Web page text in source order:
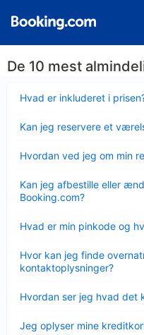
De 10 mest
Hvad er inkluderet i
Kan jeg reservere et
Hvordan ved jeg om min
Kan jeg afbestille eller
Booking.com?
Hvad er min pinkode og
Hvor kan jeg finde
kontaktoplysninger?
Hvordan ser jeg hvad det
Jeg oplyser mine